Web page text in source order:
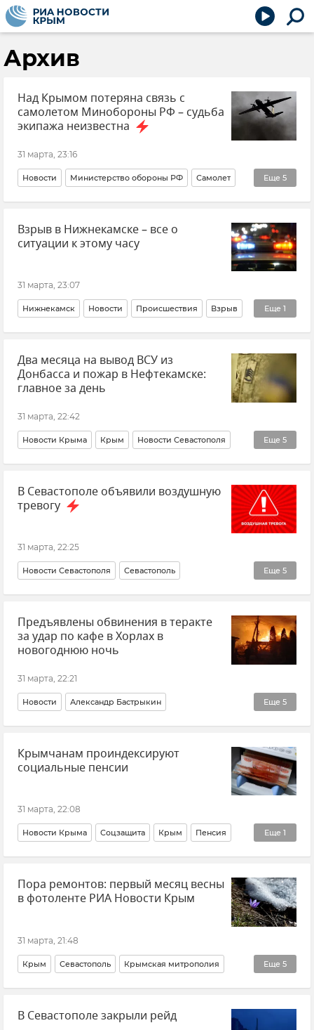
Архив
Над Крымом потеряна связь с
самолетом Минобороны РФ – судьба
экипажа неизвестна
31 марта, 23:16
Еще 5
Новости Министерство обороны РФ Самолет
Крым Новости Крыма Срочные новости Крыма
Происшествия Крушение самолета Ан-26 в Крыму
Взрыв в Нижнекамске – все о
ситуации к этому часу
31 марта, 23:07
Еще 1
Нижнекамск Новости Происшествия Взрыв
Пожар
Два месяца на вывод ВСУ из
Донбасса и пожар в Нефтекамске:
главное за день
31 марта, 22:42
Еще 5
Новости Крыма Крым Новости Севастополя
Севастополь Новости Россия В мире
Главное за день
В Севастополе объявили воздушную
тревогу
31 марта, 22:25
Еще 5
Новости Севастополя Севастополь
Срочные новости Крыма Крым
Михаил Развожаев
Безопасность Республики Крым и Севастополя
Предъявлены обвинения в теракте
за удар по кафе в Хорлах в
новогоднюю ночь
31 марта, 22:21
Еще 5
Новости Александр Бастрыкин
СК РФ (Следственный комитет Российской Федерации)
Херсонская область
Крымчанам проиндексируют
социальные пенсии
31 марта, 22:08
Еще 1
Новости Крыма Соцзащита Крым Пенсия
Отделение Социального фонда России по Республике Крым
Пора ремонтов: первый месяц весны
в фотоленте РИА Новости Крым
31 марта, 21:48
Еще 5
Крым Севастополь Крымская митрополия
Сергей Аксенов Илья Захаров Ветераны СВО
Паралимпийский спорт Фотоленты
В Севастополе закрыли рейд